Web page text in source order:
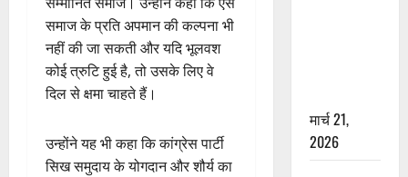
समाज के प्रति अपमान की कल्पना भी
नहीं की जा सकती और यदि भूलवश
कोई त्रुटि हुई है, तो उसके लिए वे
दिल से क्षमा चाहते हैं।
उन्होंने यह भी कहा कि कांग्रेस पार्टी
सिख समुदाय के योगदान और शौर्य का
मार्च 21,
2026